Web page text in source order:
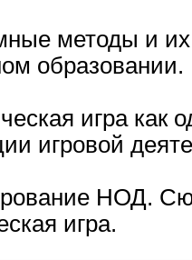
методы и
образовании.
игра как
игровой
НОД.
игра.